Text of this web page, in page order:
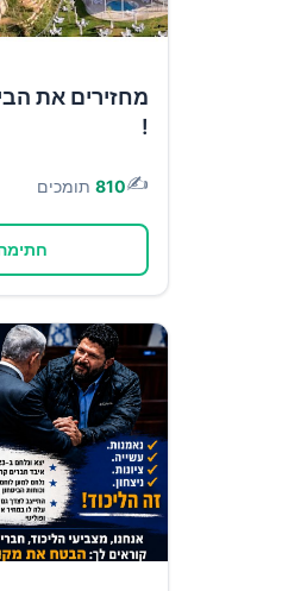
מחזירים את
!
✍️
810 תומכים